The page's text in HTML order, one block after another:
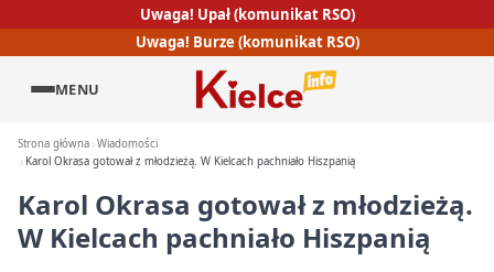
Uwaga! Upał (komunikat RSO)
Uwaga! Burze (komunikat RSO)
MENU
Strona główna Wiadomości
Karol Okrasa gotował z młodzieżą. W Kielcach pachniało Hiszpanią
Karol Okrasa gotował z młodzieżą.
W Kielcach pachniało Hiszpanią